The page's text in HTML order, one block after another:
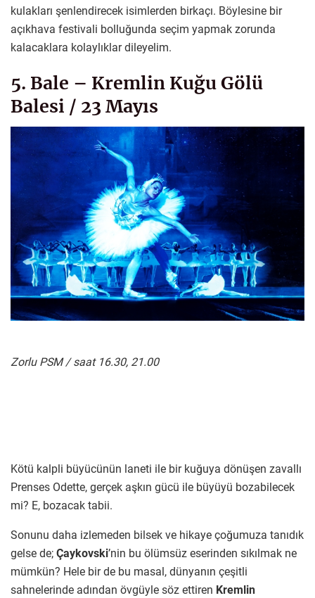
kulakları şenlendirecek isimlerden birkaçı. Böylesine bir
açıkhava festivali bolluğunda seçim yapmak zorunda
kalacaklara kolaylıklar dileyelim.
5. Bale – Kremlin Kuğu Gölü
Balesi / 23 Mayıs
Zorlu PSM / saat 16.30, 21.00
Kötü kalpli büyücünün laneti ile bir kuğuya dönüşen zavallı
Prenses Odette, gerçek aşkın gücü ile büyüyü bozabilecek
mi? E, bozacak tabii.
Sonunu daha izlemeden bilsek ve hikaye çoğumuza tanıdık
gelse de; Çaykovski’nin bu ölümsüz eserinden sıkılmak ne
mümkün? Hele bir de bu masal, dünyanın çeşitli
sahnelerinde adından övgüyle söz ettiren Kremlin